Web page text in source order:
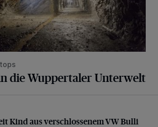
die Wuppertaler Unterwelt
Kind aus verschlossenem VW Bulli
Kind aus verschlossenem VW Bulli